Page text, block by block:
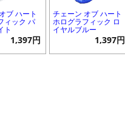
ブ ハート
ィック パ
ト
1,397円
チェーン オブ ハート
ホログラフィック ロ
イヤルブルー
1,397円